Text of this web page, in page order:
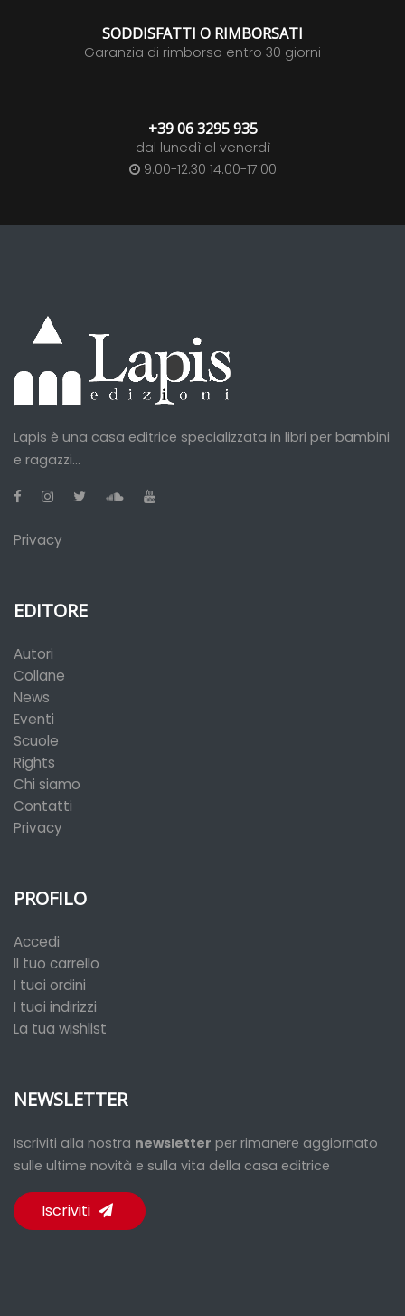
SODDISFATTI O RIMBORSATI
Garanzia di rimborso entro 30 giorni
+39 06 3295 935
dal lunedì al venerdì
9:00-12:30 14:00-17:00
Lapis è una casa editrice specializzata in libri per bambini
e ragazzi...
Privacy
EDITORE
Autori
Collane
News
Eventi
Scuole
Rights
Chi siamo
Contatti
Privacy
PROFILO
Accedi
Il tuo carrello
I tuoi ordini
I tuoi indirizzi
La tua wishlist
NEWSLETTER
Iscriviti alla nostra newsletter per rimanere aggiornato
sulle ultime novità e sulla vita della casa editrice
Iscriviti